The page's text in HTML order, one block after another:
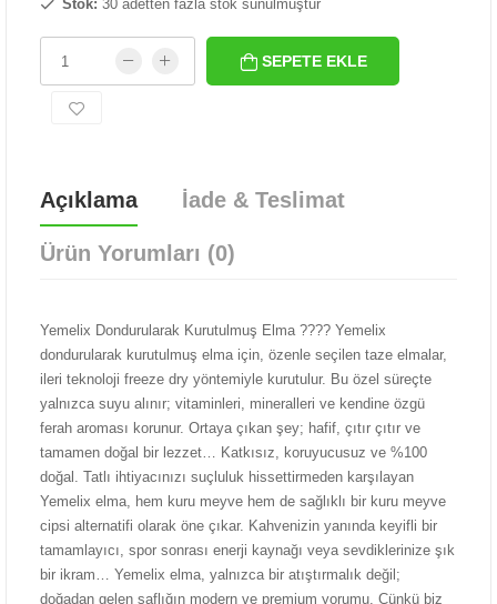
Stok: 30 adetten fazla stok sunulmuştur
SEPETE EKLE
Açıklama İade & Teslimat
Ürün Yorumları (0)
Yemelix Dondurularak Kurutulmuş Elma ???? Yemelix
dondurularak kurutulmuş elma için, özenle seçilen taze elmalar,
ileri teknoloji freeze dry yöntemiyle kurutulur. Bu özel süreçte
yalnızca suyu alınır; vitaminleri, mineralleri ve kendine özgü
ferah aroması korunur. Ortaya çıkan şey; hafif, çıtır çıtır ve
tamamen doğal bir lezzet… Katkısız, koruyucusuz ve %100
doğal. Tatlı ihtiyacınızı suçluluk hissettirmeden karşılayan
Yemelix elma, hem kuru meyve hem de sağlıklı bir kuru meyve
cipsi alternatifi olarak öne çıkar. Kahvenizin yanında keyifli bir
tamamlayıcı, spor sonrası enerji kaynağı veya sevdiklerinize şık
bir ikram… Yemelix elma, yalnızca bir atıştırmalık değil;
doğadan gelen saflığın modern ve premium yorumu. Çünkü biz